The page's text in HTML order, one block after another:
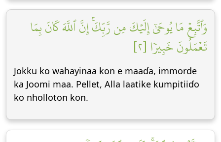
وَٱتَّبِعۡ مَا يُوحَىٰٓ إِلَيۡكَ مِن رَّبِّكَۚ إِنَّ ٱللَّهَ كَانَ بِمَا
تَعۡمَلُونَ خَبِيرٗا [٢]
Jokku ko wahayinaa kon e maaɗa, immorde
ka Joomi maa. Pellet, Alla laatike kumpitiiɗo
ko nholloton kon.